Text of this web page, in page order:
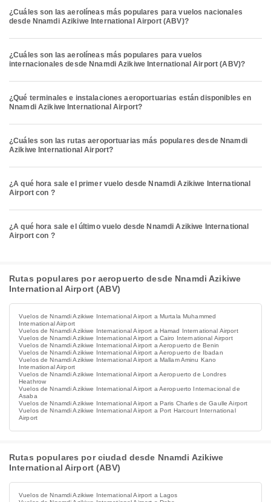
¿Cuáles son las aerolíneas más populares para vuelos nacionales
desde Nnamdi Azikiwe International Airport (ABV)?
¿Cuáles son las aerolíneas más populares para vuelos
internacionales desde Nnamdi Azikiwe International Airport (ABV)?
¿Qué terminales e instalaciones aeroportuarias están disponibles en
Nnamdi Azikiwe International Airport?
¿Cuáles son las rutas aeroportuarias más populares desde Nnamdi
Azikiwe International Airport?
¿A qué hora sale el primer vuelo desde Nnamdi Azikiwe International
Airport con ?
¿A qué hora sale el último vuelo desde Nnamdi Azikiwe International
Airport con ?
Rutas populares por aeropuerto desde Nnamdi Azikiwe
International Airport (ABV)
Vuelos de Nnamdi Azikiwe International Airport a Murtala Muhammed
International Airport
Vuelos de Nnamdi Azikiwe International Airport a Hamad International Airport
Vuelos de Nnamdi Azikiwe International Airport a Cairo International Airport
Vuelos de Nnamdi Azikiwe International Airport a Aeropuerto de Benin
Vuelos de Nnamdi Azikiwe International Airport a Aeropuerto de Ibadan
Vuelos de Nnamdi Azikiwe International Airport a Mallam Aminu Kano
International Airport
Vuelos de Nnamdi Azikiwe International Airport a Aeropuerto de Londres
Heathrow
Vuelos de Nnamdi Azikiwe International Airport a Aeropuerto Internacional de
Asaba
Vuelos de Nnamdi Azikiwe International Airport a Paris Charles de Gaulle Airport
Vuelos de Nnamdi Azikiwe International Airport a Port Harcourt International
Airport
Rutas populares por ciudad desde Nnamdi Azikiwe
International Airport (ABV)
Vuelos de Nnamdi Azikiwe International Airport a Lagos